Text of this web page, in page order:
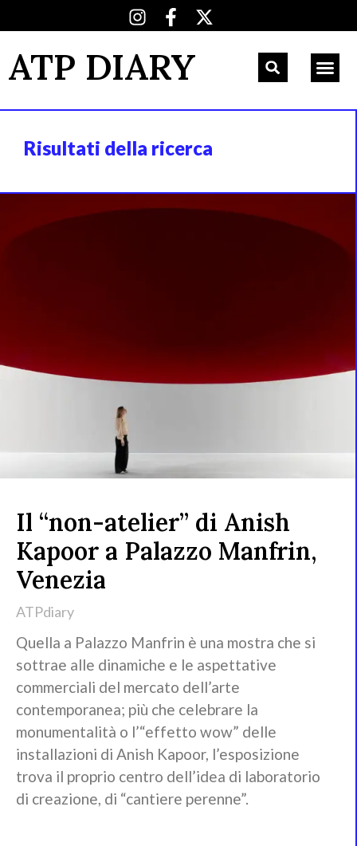
ATP DIARY
Risultati della ricerca
Il “non-atelier” di Anish
Kapoor a Palazzo Manfrin,
Venezia
ATPdiary
Quella a Palazzo Manfrin è una mostra che si
sottrae alle dinamiche e le aspettative
commerciali del mercato dell’arte
contemporanea; più che celebrare la
monumentalità o l’“effetto wow” delle
installazioni di Anish Kapoor, l’esposizione
trova il proprio centro dell’idea di laboratorio
di creazione, di “cantiere perenne”.